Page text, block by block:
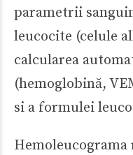
parametrii
leucocite (celule
calcularea
(hemoglobină,
si a formulei